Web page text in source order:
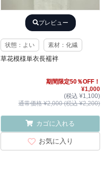
プレビュー
状態：よい 素材：化繊
草花模様単衣長襦袢
期間限定50％OFF！
¥1,000
(税込 ¥1,100)
通常価格 ¥2,000 (税込 ¥2,200)
カゴに入れる
お気に入り